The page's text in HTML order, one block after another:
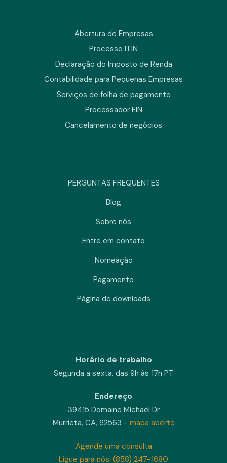
Abertura de Empresas
Processo ITIN
Declaração do Imposto de Renda
Contabilidade para Pequenas Empresas
Serviços de folha de pagamento
Processador EIN
Cancelamento de negócios
PERGUNTAS FREQUENTES
Blog
Sobre nós
Entre em contato
Nomeação
Pagamento
Página de downloads
Horário de trabalho
Segunda a sexta, das 9h às 17h PT
Endereço
39415 Domaine Michael Dr
Murrieta, CA, 92563 - mapa aberto
Agende uma consulta
Ligue para nós: (858) 247-1680